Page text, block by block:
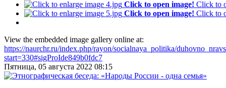
Click to open image! Click to
Click to open image! Click to
View the embedded image gallery online at:
https://naurchr.ru/index.php/rayon/socialnaya_politika/
start=330#sigProIde849b0fdc7
Пятница, 05 августа 2022 08:15